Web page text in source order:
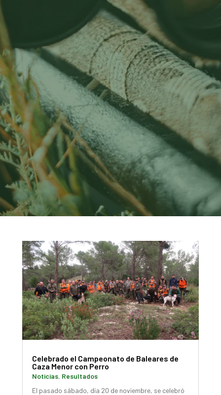
Celebrado el Campeonato de Baleares de
Caza Menor con Perro
Noticias, Resultados
El pasado sábado, día 20 de noviembre, se celebró